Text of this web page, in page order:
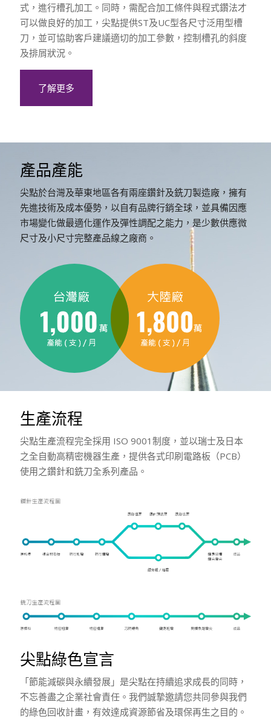
式，進行槽孔加工。同時，需配合加工條件與程式鑽法才
可以做良好的加工，尖點提供ST及UC型各尺寸泛用型槽
刀，並可協助客戶建議適切的加工參數，控制槽孔的斜度
及排屑狀況。
了解更多
產品產能
尖點於台灣及華東地區各有兩座鑽針及銑刀製造廠，擁有
先進技術及成本優勢，以自有品牌行銷全球，並具備因應
市場變化做最適化運作及彈性調配之能力，是少數供應微
尺寸及小尺寸完整產品線之廠商。
生產流程
尖點生產流程完全採用 ISO 9001制度，並以瑞士及日本
之全自動高精密機器生產，提供各式印刷電路板（PCB）
使用之鑽針和銑刀全系列產品。
尖點綠色宣言
「節能減碳與永續發展」是尖點在持續追求成長的同時，
不忘善盡之企業社會責任。我們誠摯邀請您共同參與我們
的綠色回收計畫，有效達成資源節省及環保再生之目的。